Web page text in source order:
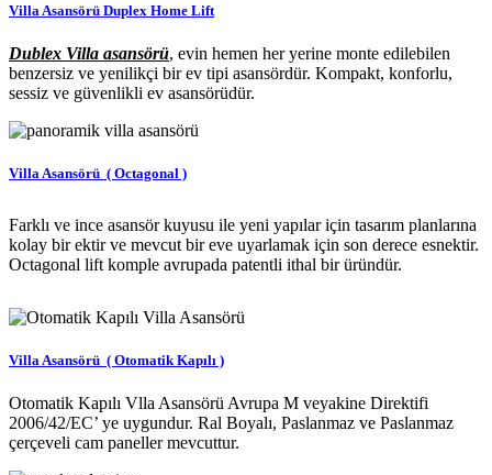
Villa Asansörü Duplex Home Lift
Dublex Villa asansörü, evin hemen her yerine monte edilebilen
benzersiz ve yenilikçi bir ev tipi asansördür. Kompakt, konforlu,
sessiz ve güvenlikli ev asansörüdür.
Villa Asansörü ( Octagonal )
Farklı ve ince asansör kuyusu ile yeni yapılar için tasarım planlarına
kolay bir ektir ve mevcut bir eve uyarlamak için son derece esnektir.
Octagonal lift komple avrupada patentli ithal bir üründür.
Villa Asansörü ( Otomatik Kapılı )
Otomatik Kapılı Vlla Asansörü Avrupa M veyakine Direktifi
2006/42/EC’ ye uygundur. Ral Boyalı, Paslanmaz ve Paslanmaz
çerçeveli cam paneller mevcuttur.